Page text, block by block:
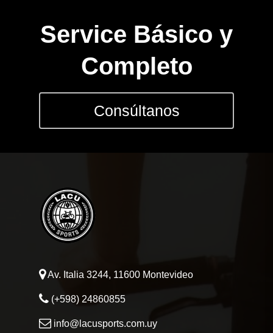
Service Básico y
Completo
Consúltanos
Av. Italia 3244, 11600 Montevideo
(+598) 24860855
info@lacusports.com.uy
FITNESS